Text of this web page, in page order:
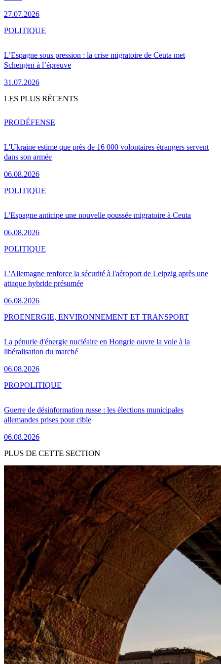
27.07.2026
L’Espagne sous pression : la crise migratoire de Ceuta met
Schengen à l’épreuve
31.07.2026
POLITIQUE
LES PLUS RÉCENTS
L'Ukraine estime que près de 16 000 volontaires étrangers servent
dans son armée
06.08.2026
PRODÉFENSE
L'Espagne anticipe une nouvelle poussée migratoire à Ceuta
06.08.2026
POLITIQUE
L'Allemagne renforce la sécurité à l'aéroport de Leipzig après une
attaque hybride présumée
06.08.2026
POLITIQUE
La pénurie d'énergie nucléaire en Hongrie ouvre la voie à la
libéralisation du marché
06.08.2026
PROENERGIE, ENVIRONNEMENT ET TRANSPORT
Guerre de désinformation russe : les élections municipales
allemandes prises pour cible
06.08.2026
PROPOLITIQUE
PLUS DE CETTE SECTION